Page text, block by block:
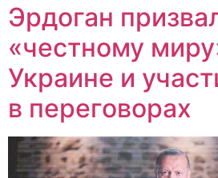
Эрдоган
«честному
Украине и
в переговорах